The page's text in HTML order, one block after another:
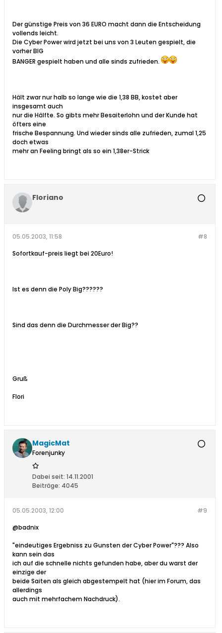
Der günstige Preis von 36 EURO macht dann die Entscheidung
vollends leicht.
Die Cyber Power wird jetzt bei uns von 3 Leuten gespielt, die
vorher BIG
BANGER gespielt haben und alle sinds zufrieden.
Hält zwar nur halb so lange wie die 1,38 BB, kostet aber
insgesamt auch
nur die Hälfte. So gibts mehr Besaiterlohn und der Kunde hat
öfters eine
frische Bespannung. Und wieder sinds alle zufrieden, zumal 1,25
doch etwas
mehr an Feeling bringt als so ein 1,38er-Strick
Floriano
#8
05.05.2003, 11:58
Sofortkauf-preis liegt bei 20Euro!
Ist es denn die Poly Big??????
Sind das denn die Durchmesser der Big??
Gruß
Flori
MagicMat
Forenjunky
Dabei seit: 14.11.2001
Beiträge: 4045
#9
05.05.2003, 12:00
@badnix
"eindeutiges Ergebniss zu Gunsten der Cyber Power"??? Also
kann sein das
ich auf die schnelle nichts gefunden habe, aber du warst der
einzige der
beide Saiten als gleich abgestempelt hat (hier im Forum, das
allerdings
auch mit mehrfachem Nachdruck).